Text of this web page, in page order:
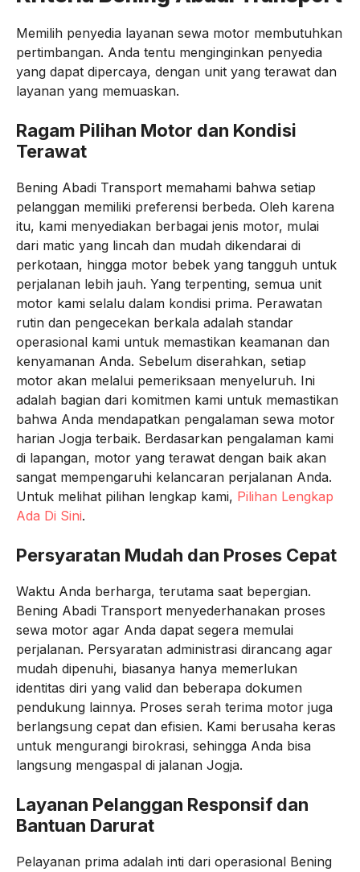
Memilih penyedia layanan sewa motor membutuhkan
pertimbangan. Anda tentu menginginkan penyedia
yang dapat dipercaya, dengan unit yang terawat dan
layanan yang memuaskan.
Ragam Pilihan Motor dan Kondisi
Terawat
Bening Abadi Transport memahami bahwa setiap
pelanggan memiliki preferensi berbeda. Oleh karena
itu, kami menyediakan berbagai jenis motor, mulai
dari matic yang lincah dan mudah dikendarai di
perkotaan, hingga motor bebek yang tangguh untuk
perjalanan lebih jauh. Yang terpenting, semua unit
motor kami selalu dalam kondisi prima. Perawatan
rutin dan pengecekan berkala adalah standar
operasional kami untuk memastikan keamanan dan
kenyamanan Anda. Sebelum diserahkan, setiap
motor akan melalui pemeriksaan menyeluruh. Ini
adalah bagian dari komitmen kami untuk memastikan
bahwa Anda mendapatkan pengalaman sewa motor
harian Jogja terbaik. Berdasarkan pengalaman kami
di lapangan, motor yang terawat dengan baik akan
sangat mempengaruhi kelancaran perjalanan Anda.
Untuk melihat pilihan lengkap kami, Pilihan Lengkap
Ada Di Sini.
Persyaratan Mudah dan Proses Cepat
Waktu Anda berharga, terutama saat bepergian.
Bening Abadi Transport menyederhanakan proses
sewa motor agar Anda dapat segera memulai
perjalanan. Persyaratan administrasi dirancang agar
mudah dipenuhi, biasanya hanya memerlukan
identitas diri yang valid dan beberapa dokumen
pendukung lainnya. Proses serah terima motor juga
berlangsung cepat dan efisien. Kami berusaha keras
untuk mengurangi birokrasi, sehingga Anda bisa
langsung mengaspal di jalanan Jogja.
Layanan Pelanggan Responsif dan
Bantuan Darurat
Pelayanan prima adalah inti dari operasional Bening